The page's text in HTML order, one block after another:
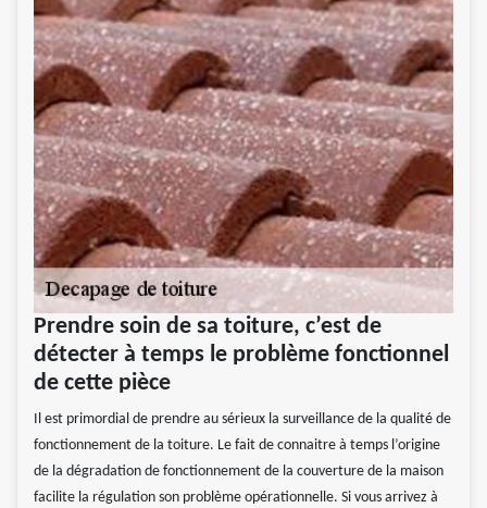
Prendre soin de sa toiture, c’est de
détecter à temps le problème fonctionnel
de cette pièce
Il est primordial de prendre au sérieux la surveillance de la qualité de
fonctionnement de la toiture. Le fait de connaitre à temps l’origine
de la dégradation de fonctionnement de la couverture de la maison
facilite la régulation son problème opérationnelle. Si vous arrivez à